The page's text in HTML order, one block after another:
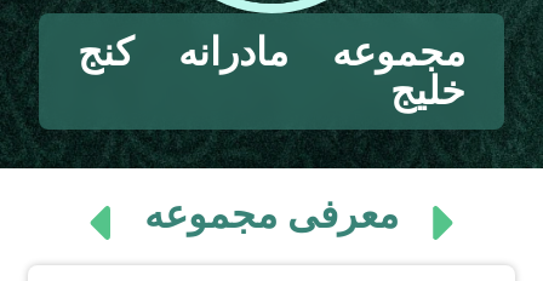
مجموعه مادرانه کنج
خلیج
معرفی مجموعه